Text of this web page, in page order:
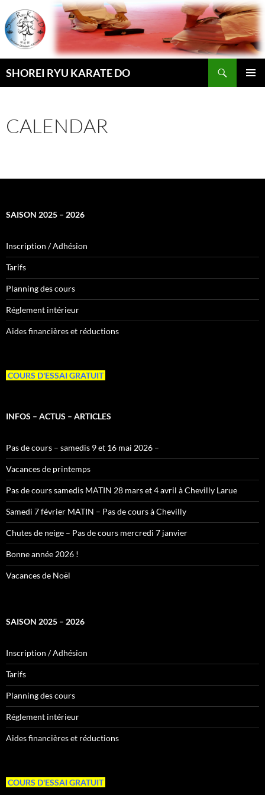
au
contenu
SHOREI RYU KARATE DO
CALENDAR
SAISON 2025 – 2026
Inscription / Adhésion
Tarifs
Planning des cours
Réglement intérieur
Aides financières et réductions
COURS D'ESSAI GRATUIT
INFOS – ACTUS – ARTICLES
Pas de cours – samedis 9 et 16 mai 2026 –
Vacances de printemps
Pas de cours samedis MATIN 28 mars et 4 avril à Chevilly Larue
Samedi 7 février MATIN – Pas de cours à Chevilly
Chutes de neige – Pas de cours mercredi 7 janvier
Bonne année 2026 !
Vacances de Noël
SAISON 2025 – 2026
Inscription / Adhésion
Tarifs
Planning des cours
Réglement intérieur
Aides financières et réductions
COURS D'ESSAI GRATUIT